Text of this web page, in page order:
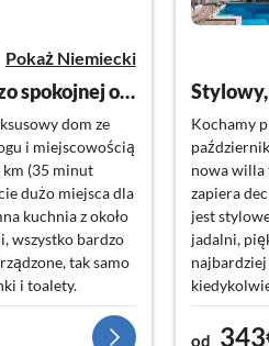
Pokaż Niemiecki
Top Quartier w bardzo spokojnej okolicy
dom ze
i miejscowością
km (35 minut
dużo miejsca dla
kuchnia z około
wszystko bardzo
tak samo
i toalety.
widokiem na
zacienionymi
Kochamy
nowa willa
zapiera
jest
jadalni,
łazienki i
od